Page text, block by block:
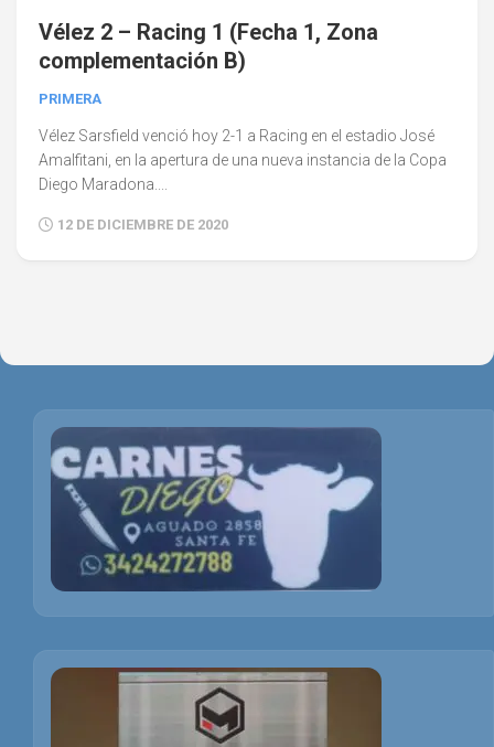
Vélez 2 – Racing 1 (Fecha 1, Zona
complementación B)
PRIMERA
Vélez Sarsfield venció hoy 2-1 a Racing en el estadio José
Amalfitani, en la apertura de una nueva instancia de la Copa
Diego Maradona....
12 DE DICIEMBRE DE 2020